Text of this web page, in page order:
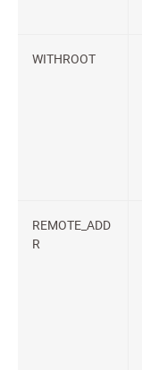
WITHROOT
REMOTE_ADD
R